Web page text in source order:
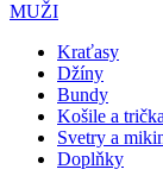
MUŽI
Kraťasy
Džíny
Bundy
Košile a trička
Svetry a
Doplňky